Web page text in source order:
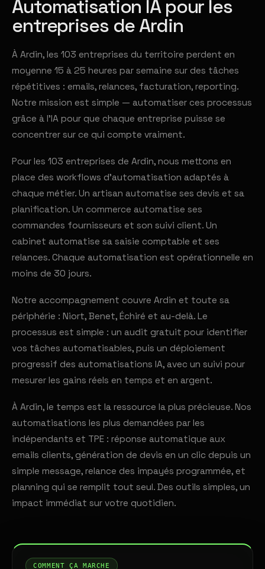
Automatisation IA pour les
entreprises de Ardin
À Ardin, les 103 entreprises du territoire perdent en
moyenne 15 à 25 heures par semaine sur des tâches
répétitives : emails, relances, facturation, reporting.
Notre mission est simple — automatiser ces processus
grâce à l'IA pour que chaque entreprise puisse se
concentrer sur ce qui compte vraiment.
Pour les 103 entreprises de Ardin, nous mettons en
place des workflows d'automatisation adaptés à
chaque métier. Un artisan automatise ses devis et sa
planification. Un commerce automatise ses
commandes fournisseurs et son suivi client. Un
cabinet automatise sa saisie comptable et ses
relances. Chaque automatisation est opérationnelle en
moins de 30 jours.
Notre accompagnement couvre Ardin et toute sa
périphérie : Niort, Benet, Échiré et au-delà. Le
processus est simple : un audit gratuit pour identifier
vos tâches automatisables, puis un déploiement
progressif des automatisations IA, avec un suivi pour
mesurer les gains réels en temps et en argent.
À Ardin, le temps est la ressource la plus précieuse. Nos
automatisations les plus demandées par les
indépendants et TPE : réponse automatique aux
emails clients, génération de devis en un clic depuis un
simple message, relance des impayés programmée, et
planning qui se remplit tout seul. Des outils simples, un
impact immédiat sur votre quotidien.
COMMENT ÇA MARCHE